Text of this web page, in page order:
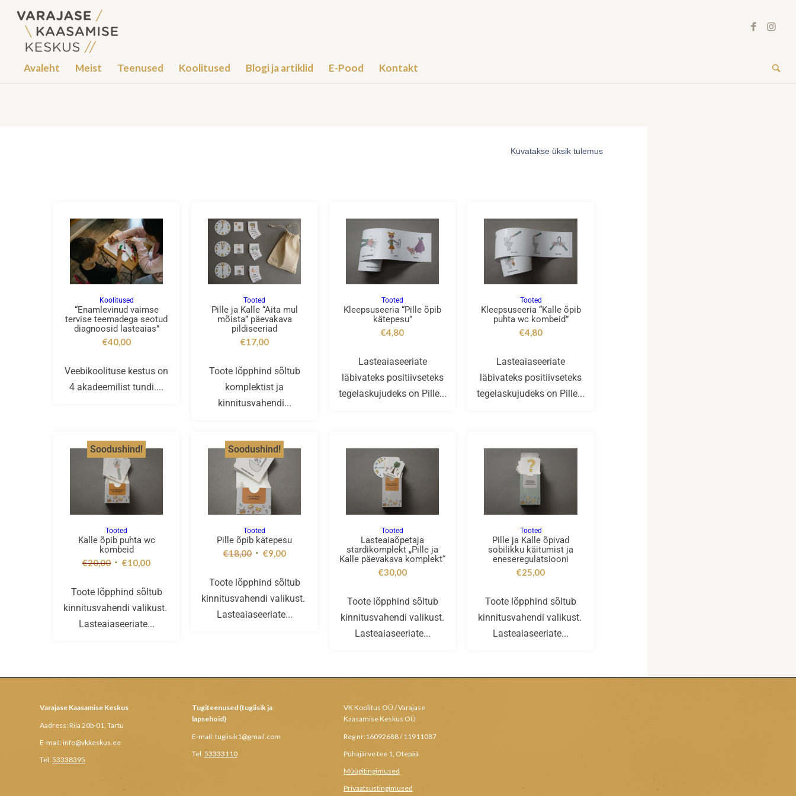
Avaleht Meist Teenused Koolitused Blogi ja artiklid E-Pood Kontakt
Kuvatakse üksik tulemus
Koolitused
“Enamlevinud vaimse
tervise teemadega seotud
diagnoosid lasteaias”
€40,00
Veebikoolituse kestus on
4 akadeemilist tundi....
Tooted
Pille ja Kalle “Aita mul
mõista” päevakava
pildiseeriad
€17,00
Toote lõpphind sõltub
komplektist ja
kinnitusvahendi...
Tooted
Kleepsuseeria “Pille õpib
kätepesu”
€4,80
Lasteaiaseeriate
läbivateks positiivseteks
tegelaskujudeks on Pille...
Tooted
Kleepsuseeria “Kalle õpib
puhta wc kombeid”
€4,80
Lasteaiaseeriate
läbivateks positiivseteks
tegelaskujudeks on Pille...
Soodushind!
Tooted
Kalle õpib puhta wc
kombeid
€20,00 €10,00
Toote lõpphind sõltub
kinnitusvahendi valikust.
Lasteaiaseeriate...
Soodushind!
Tooted
Pille õpib kätepesu
€18,00 €9,00
Toote lõpphind sõltub
kinnitusvahendi valikust.
Lasteaiaseeriate...
Tooted
Lasteaiaõpetaja
stardikomplekt „Pille ja
Kalle päevakava komplekt“
€30,00
Toote lõpphind sõltub
kinnitusvahendi valikust.
Lasteaiaseeriate...
Tooted
Pille ja Kalle õpivad
sobilikku käitumist ja
eneseregulatsiooni
€25,00
Toote lõpphind sõltub
kinnitusvahendi valikust.
Lasteaiaseeriate...
Varajase Kaasamise Keskus
Aadress: Riia 20b-01, Tartu
E-mail: info@vkkeskus.ee
Tel: 53338395
Tugiteenused (tugiisik ja
lapsehoid)
E-mail: tugiisik1@gmail.com
Tel. 53333110
VK Koolitus OÜ / Varajase
Kaasamise Keskus OÜ
Reg nr:16092688 / 11911087
Pühajärve tee 1, Otepää
Müügitingimused
Privaatsustingimused